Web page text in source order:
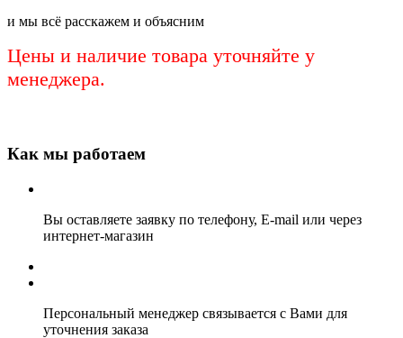
и мы всё расскажем и объясним
Цены и наличие товара уточняйте у
менеджера.
Как мы работаем
Вы оставляете заявку по телефону, E-mail или через
интернет-магазин
Персональный менеджер связывается с Вами для
уточнения заказа